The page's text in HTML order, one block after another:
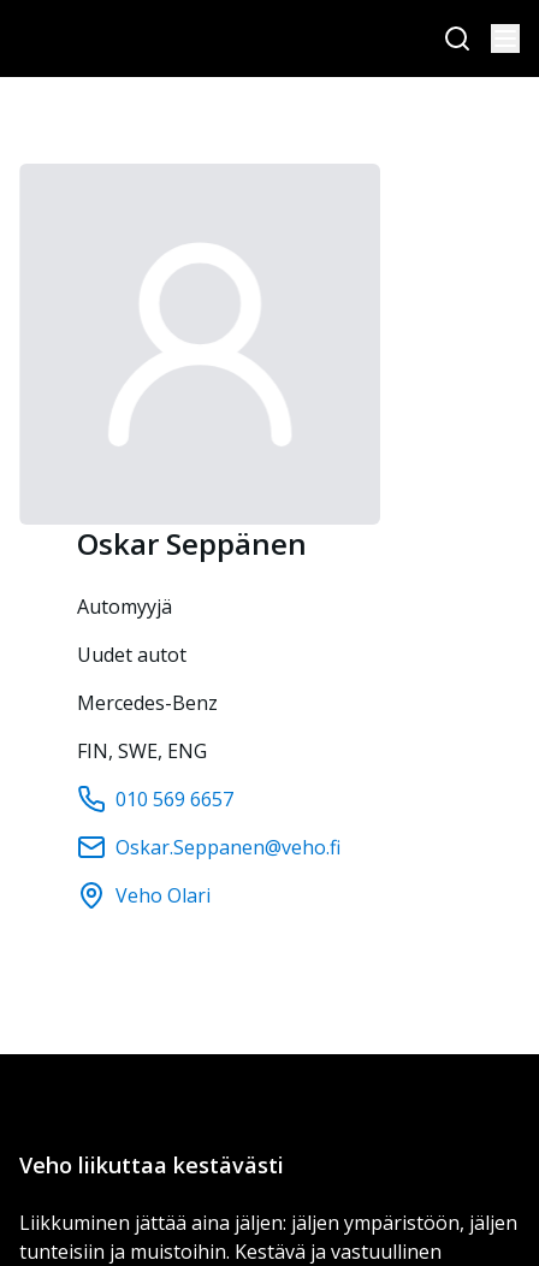
Oskar Seppänen
automyyjä
Uudet autot
Mercedes-Benz
FIN, SWE, ENG
010 569 6657
Oskar.Seppanen@veho.fi
Veho Olari
Veho liikuttaa kestävästi
Liikkuminen jättää aina jäljen: jäljen ympäristöön, jäljen
tunteisiin ja muistoihin. Kestävä ja vastuullinen